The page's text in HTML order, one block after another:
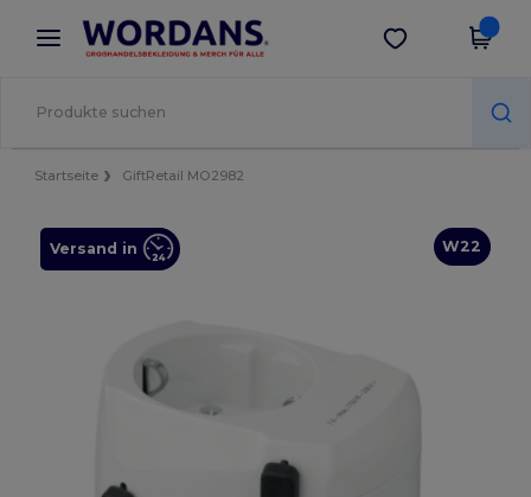
× Wordans App
Bessere Preise in der App!
App holen
Startseite GiftRetail MO2982
W22
Versand in